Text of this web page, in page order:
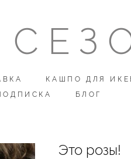
КАШПО ДЛЯ
БЛОГ
КАШПО ДЛЯ
БЛОГ
Это розы!